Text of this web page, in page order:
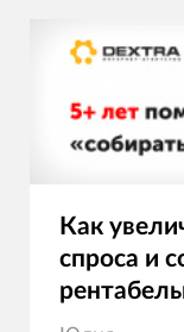
Как
спроса и